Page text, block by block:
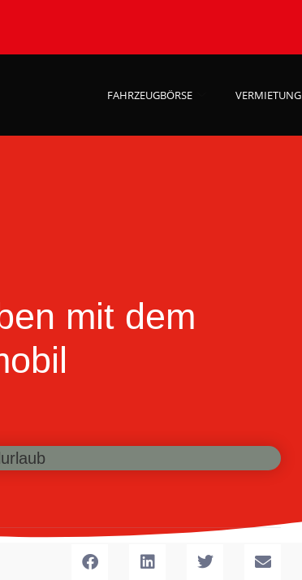
FAHRZEUGBÖRSE VERMIETUNG
mit dem